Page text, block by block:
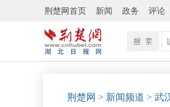
荆楚网首页 新闻 政务 评论
荆楚网 > 新闻频道 > 武